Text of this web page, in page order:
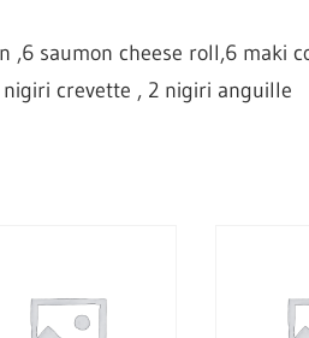
,6 saumon cheese roll,6 maki
crevette , 2 nigiri anguille